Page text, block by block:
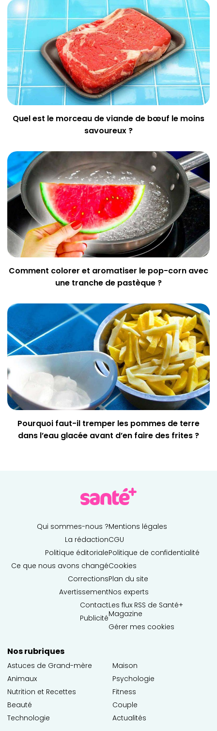
Quel est le morceau de viande de bœuf le moins
savoureux ?
Comment colorer et aromatiser le pop-corn avec
une tranche de pastèque ?
Pourquoi faut-il tremper les pommes de terre
dans l’eau glacée avant d’en faire des frites ?
Qui sommes-nous ?
La rédaction
Politique éditoriale
Ce que nous avons changé
Corrections
Avertissement
Contact
Publicité
Mentions légales
CGU
Politique de confidentialité
Cookies
Plan du site
Nos experts
Les flux RSS de Santé+
Magazine
Gérer mes cookies
Nos rubriques
Astuces de Grand-mère
Animaux
Nutrition et Recettes
Beauté
Technologie
Maison
Psychologie
Fitness
Couple
Actualités